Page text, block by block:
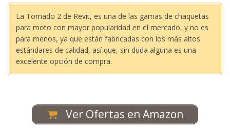
La Tornado 2 de Revit, es una de las gamas de chaquetas
para moto con mayor popularidad en el mercado, y no es
para menos, ya que están fabricadas con los más altos
estándares de calidad, así que, sin duda alguna es una
excelente opción de compra.
Ver Ofertas en Amazon